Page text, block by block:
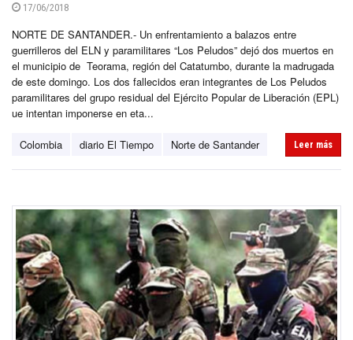
17/06/2018
NORTE DE SANTANDER.- Un enfrentamiento a balazos entre
guerrilleros del ELN y paramilitares “Los Peludos” dejó dos muertos en
el municipio de Teorama, región del Catatumbo, durante la madrugada
de este domingo. Los dos fallecidos eran integrantes de Los Peludos
paramilitares del grupo residual del Ejército Popular de Liberación (EPL)
ue intentan imponerse en eta...
Colombia diario El Tiempo Norte de Santander Leer más